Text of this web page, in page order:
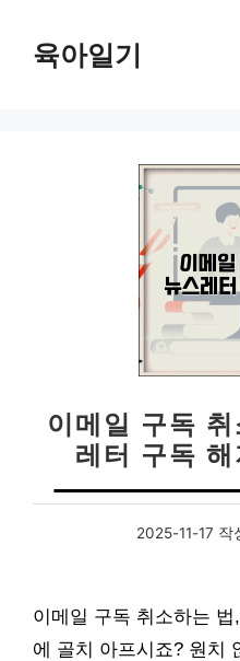
육아일기
이메일 구독
레터 구독
2025-11-17 작
이메일 구독 취소하는
에 골치 아프시죠? 원치